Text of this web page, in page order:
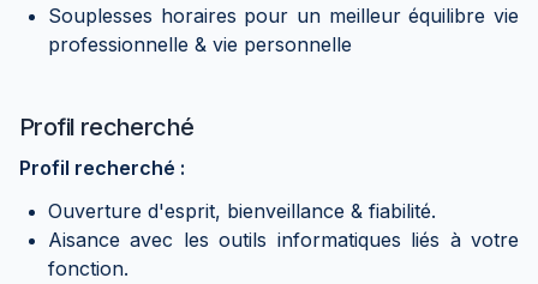
Souplesses horaires pour un meilleur équilibre vie
professionnelle & vie personnelle
Profil recherché
Profil recherché :
Ouverture d'esprit, bienveillance & fiabilité.
Aisance avec les outils informatiques liés à votre
fonction.